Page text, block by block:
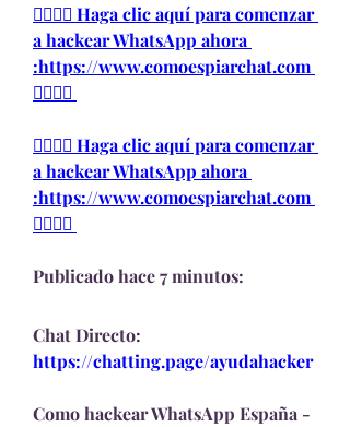
👉🏻👉🏻 Haga clic aquí para comenzar
a hackear WhatsApp ahora
:https://www.comoespiarchat.com
👈🏻👈🏻
👉🏻👉🏻 Haga clic aquí para comenzar
a hackear WhatsApp ahora
:https://www.comoespiarchat.com
👈🏻👈🏻
Publicado hace 7 minutos:
Chat Directo:
https://chatting.page/ayudahacker
Como hackear WhatsApp España -